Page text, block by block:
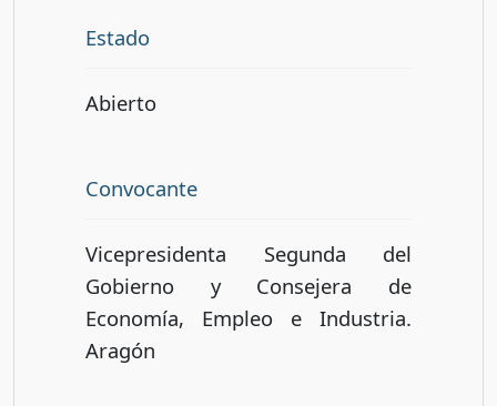
Estado
Abierto
Convocante
Vicepresidenta Segunda del
Gobierno y Consejera de
Economía, Empleo e Industria.
Aragón